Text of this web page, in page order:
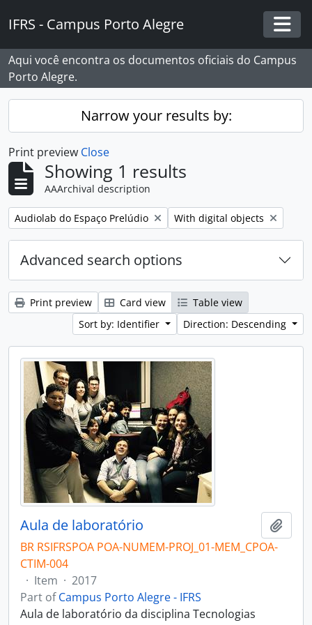
IFRS - Campus Porto Alegre
Aqui você encontra os documentos oficiais do Campus
Porto Alegre.
Narrow your results by:
Print preview Close
Showing 1 results
AAArchival description
Remove filter:
Audiolab do Espaço Prelúdio Remove filter:
With digital objects
Advanced search options
Print preview Card view
Table view
Sort by: Identifier
Direction: Descending
Aula de laboratório
BR RSIFRSPOA POA-NUMEM-PROJ_01-MEM_CPOA-
CTIM-004
· Item · 2017
Part ofCampus Porto Alegre - IFRS
Aula de laboratório da disciplina Tecnologias